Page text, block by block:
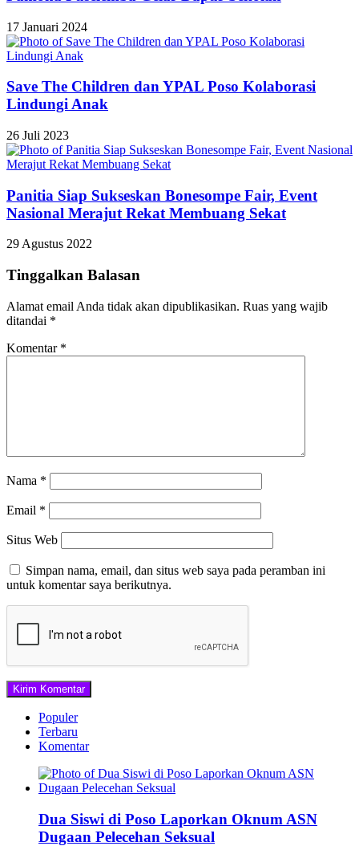
17 Januari 2024
Save The Children dan YPAL Poso Kolaborasi
Lindungi Anak
26 Juli 2023
Panitia Siap Sukseskan Bonesompe Fair, Event
Nasional Merajut Rekat Membuang Sekat
29 Agustus 2022
Tinggalkan Balasan
Alamat email Anda tidak akan dipublikasikan. Ruas yang wajib
ditandai *
Komentar *
Nama *
Email *
Situs Web
Simpan nama, email, dan situs web saya pada peramban ini
untuk komentar saya berikutnya.
Populer
Terbaru
Komentar
Dua Siswi di Poso Laporkan Oknum ASN
Dugaan Pelecehan Seksual